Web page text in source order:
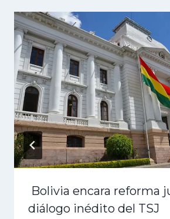
Bolivia encara reforma
diálogo inédito del TSJ